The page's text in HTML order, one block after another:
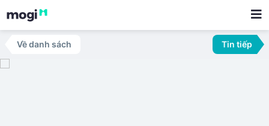
Về danh sách Tin tiếp